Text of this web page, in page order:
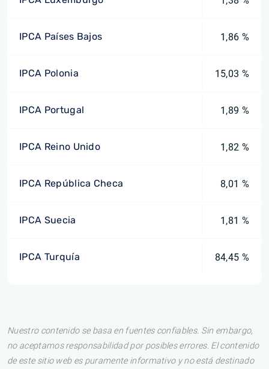
IPCA Países Bajos 1,86 %
IPCA Polonia 15,03 %
IPCA Portugal 1,89 %
IPCA Reino Unido 1,82 %
IPCA República Checa 8,01 %
IPCA Suecia 1,81 %
IPCA Turquía 84,45 %
Nuestro contenido se basa en fuentes confiables. Sin embargo,
no aceptamos responsabilidad por posibles errores. El contenido
de este sitio web es puramente informativo y no está destinado